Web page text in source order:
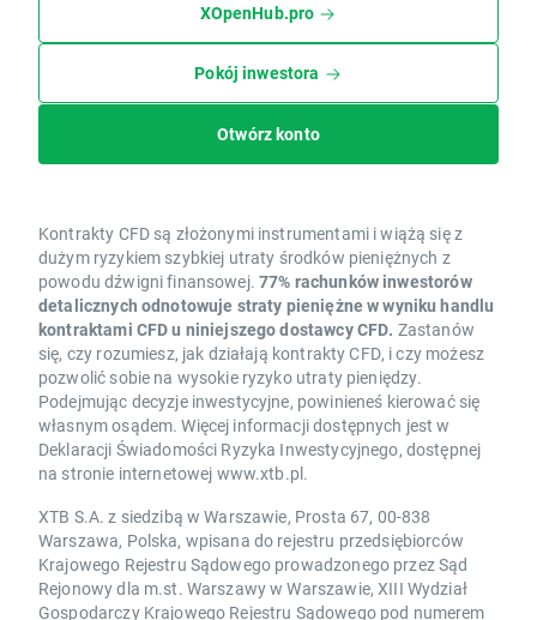
XOpenHub.pro
Pokój inwestora
Otwórz konto
Kontrakty CFD są złożonymi instrumentami i wiążą się z
dużym ryzykiem szybkiej utraty środków pieniężnych z
powodu dźwigni finansowej. 77% rachunków inwestorów
detalicznych odnotowuje straty pieniężne w wyniku handlu
kontraktami CFD u niniejszego dostawcy CFD. Zastanów
się, czy rozumiesz, jak działają kontrakty CFD, i czy możesz
pozwolić sobie na wysokie ryzyko utraty pieniędzy.
Podejmując decyzje inwestycyjne, powinieneś kierować się
własnym osądem. Więcej informacji dostępnych jest w
Deklaracji Świadomości Ryzyka Inwestycyjnego, dostępnej
na stronie internetowej www.xtb.pl.
XTB S.A. z siedzibą w Warszawie, Prosta 67, 00-838
Warszawa, Polska, wpisana do rejestru przedsiębiorców
Krajowego Rejestru Sądowego prowadzonego przez Sąd
Rejonowy dla m.st. Warszawy w Warszawie, XIII Wydział
Gospodarczy Krajowego Rejestru Sądowego pod numerem